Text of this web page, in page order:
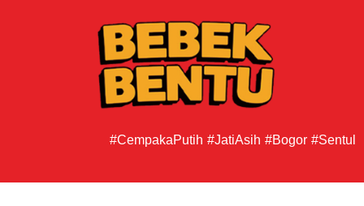
#CempakaPutih #JatiAsih #Bogor #Sentul